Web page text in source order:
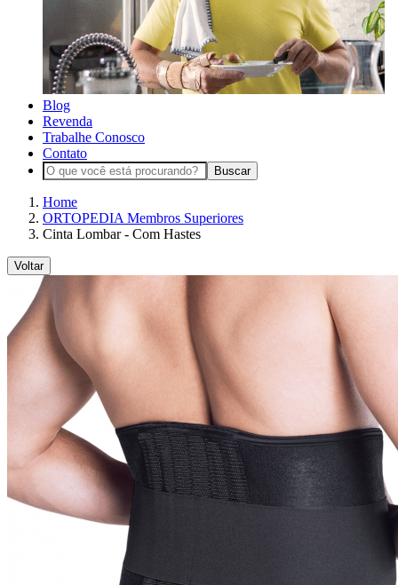
Blog
Revenda
Trabalhe Conosco
Contato
Buscar
Home
ORTOPEDIA Membros Superiores
Cinta Lombar - Com Hastes
Voltar